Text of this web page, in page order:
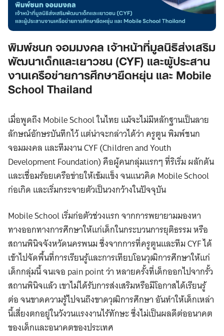
พิมพ์ชนก จอมมงคล เจ้าหน้าที่มูลนิธิส่งเสริม
พัฒนาเด็กและเยาวชน (CYF) และผู้ประสาน
งานเครือข่ายการศึกษายืดหยุ่น และ Mobile
School Thailand
เมื่อพูดถึง Mobile School ในไทย แม้จะไม่มีหลักฐานเป็นลาย
ลักษณ์อักษรบันทึกไว้ แต่น่าจะกล่าวได้ว่า ครูตูน พิมพ์ชนก
จอมมงคล และทีมงาน CYF (Children and Youth
Development Foundation) คือผู้คนกลุ่มแรกๆ ที่ริเริ่ม ผลักดัน
และเชื่อมร้อยเครือข่ายให้เข้มแข็ง จนแนวคิด Mobile School
ก่อเกิด และเริ่มกระจายตัวเป็นวงกว้างในปัจจุบัน
Mobile School เริ่มก่อตัวช่วงแรก จากการพยายามมองหา
ทางออกทางการศึกษาให้แก่เด็กในกระบวนการยุติธรรม หรือ
สถานพินิจจังหวัดนครพนม ซึ่งจากการที่ครูตูนและทีม CYF ได้
เข้าไปจัดพื้นที่การเรียนรู้และการเทียบโอนวุฒิการศึกษาให้แก่
เด็กกลุ่มนี้ จนเจอ pain point ว่า หลายครั้งที่เด็กออกไปจากรั้ว
สถานพินิจแล้ว เขาไม่ได้รับการส่งเสริมหรือมีโอกาสได้เรียนรู้
ต่อ จนขาดความรู้ไปจนถึงขาดวุฒิการศึกษา อันทำให้เด็กเหล่า
นี้เสี่ยงตกอยู่ในวังวนแรงงานไร้ทักษะ ซึ่งไม่เป็นผลดีต่ออนาคต
ของเด็กและอนาคตของประเทศ